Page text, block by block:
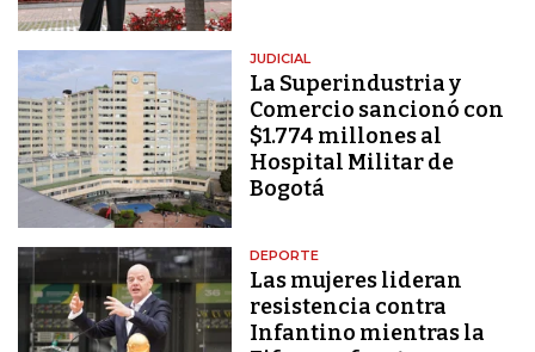
JUDICIAL
La Superindustria y
Comercio sancionó con
$1.774 millones al
Hospital Militar de
Bogotá
DEPORTE
Las mujeres lideran
resistencia contra
Infantino mientras la